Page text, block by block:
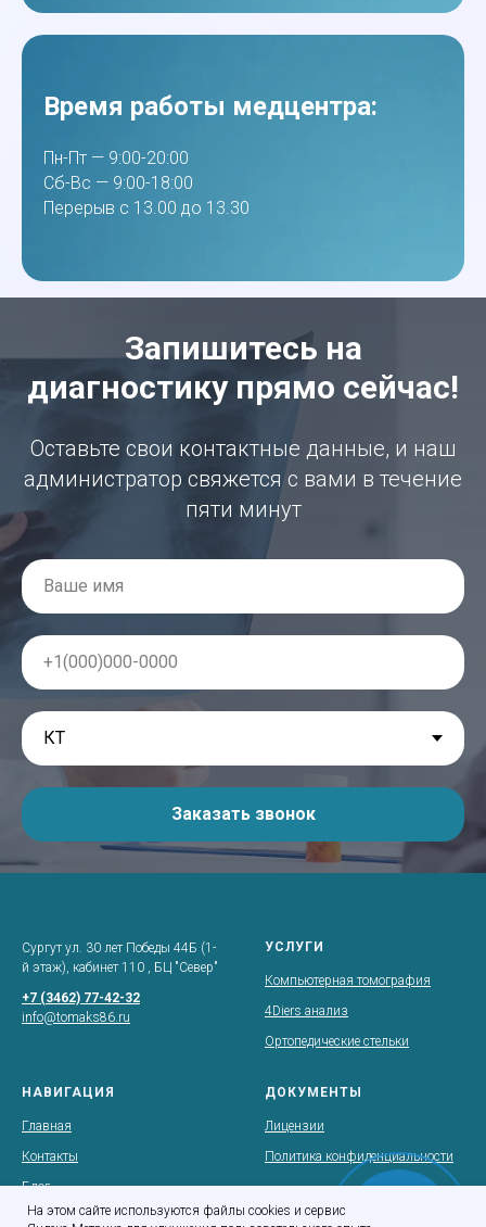
Время работы медцентра:
Пн-Пт — 9:00-20:00
Сб-Вс — 9:00-18:00
Перерыв с 13.00 до 13.30
Запишитесь на
диагностику прямо сейчас!
Оставьте свои контактные данные, и наш
администратор свяжется с вами в течение
пяти минут
Заказать звонок
Сургут ул. 30 лет Победы 44Б (1-
й этаж), кабинет 110 , БЦ "Север"
+7 (3462) 77-42-32
info@tomaks86.ru
УСЛУГИ
Компьютерная томография
4Diers анализ
Ортопедические стельки
НАВИГАЦИЯ
Главная
Контакты
Блог
ДОКУМЕНТЫ
Лицензии
Политика конфиденциальности
На этом сайте используются файлы cookies и сервис